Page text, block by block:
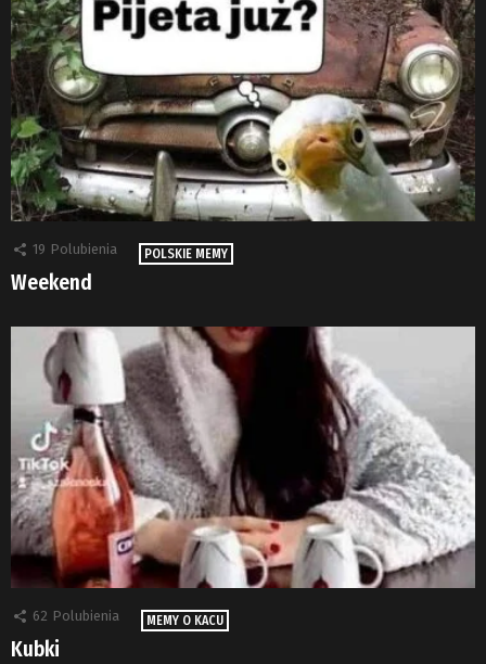
19 Polubienia POLSKIE MEMY
Weekend
62 Polubienia MEMY O KACU
Kubki